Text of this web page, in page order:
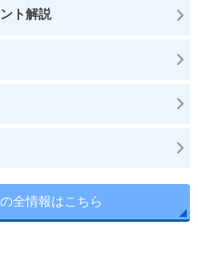
ト解説
全情報はこちら